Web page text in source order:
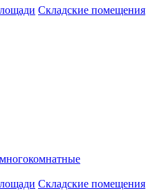
Складские помещения
Складские помещения